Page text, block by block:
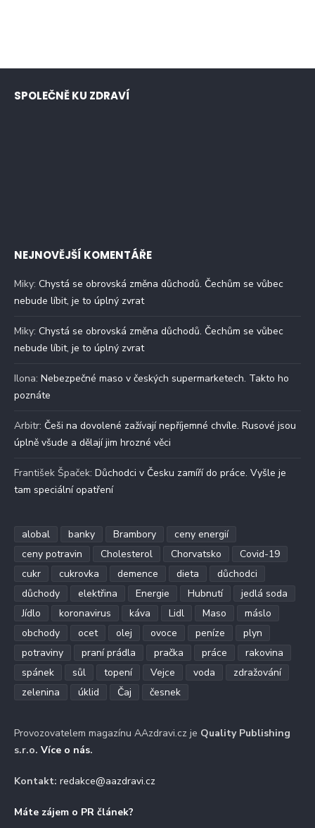
SPOLEČNĚ KU ZDRAVÍ
NEJNOVĚJŠÍ KOMENTÁŘE
Miky: Chystá se obrovská změna důchodů. Čechům se vůbec
nebude líbit, je to úplný zvrat
Miky: Chystá se obrovská změna důchodů. Čechům se vůbec
nebude líbit, je to úplný zvrat
Ilona: Nebezpečné maso v českých supermarketech. Takto ho
poznáte
Arbitr: Češi na dovolené zažívají nepříjemné chvíle. Rusové jsou
úplně všude a dělají jim hrozné věci
František Špaček: Důchodci v Česku zamíří do práce. Vyšle je
tam speciální opatření
alobal banky Brambory
ceny energií
ceny potravin
Cholesterol Chorvatsko
Covid-19
cukr
cukrovka demence dieta
důchodci
důchody
elektřina Energie Hubnutí
jedlá soda
Jídlo
koronavirus káva Lidl Maso
máslo
obchody
ocet olej ovoce peníze
plyn
potraviny
praní prádla pračka práce
rakovina
spánek
sůl topení Vejce voda
zdražování
zelenina
úklid Čaj česnek
Provozovatelem magazínu AAzdravi.cz je Quality Publishing
s.r.o. Více o nás.
Kontakt: redakce@aazdravi.cz
Máte zájem o PR článek?